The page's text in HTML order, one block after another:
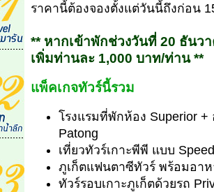
ราคานี้ต้องจองตั้งแต่วันนี้ถึงก่อน
** หากเข้าพักช่วงวันที่ 20 ธันว
เพิ่มท่านละ 1,000 บาท/ท่าน **
แพ็คเกจทัวร์นี้รวม
โรงแรมที่พักห้อง Superior +
Patong
เที่ยวทัวร์เกาะพีพี แบบ
ภูเก็ตแฟนตาซีทัวร์ พร้อมอา
ทัวร์รอบเกาะภูเก็ตด้วยรถ